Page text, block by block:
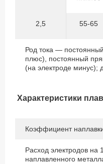
2,5 55-65
Род тока —
плюс), постоянный
(на электроде минус);
Характеристики
Коэффициент
Расход электродов на
наплавленного